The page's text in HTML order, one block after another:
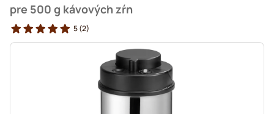
pre 500 g kávových zŕn
5(2)